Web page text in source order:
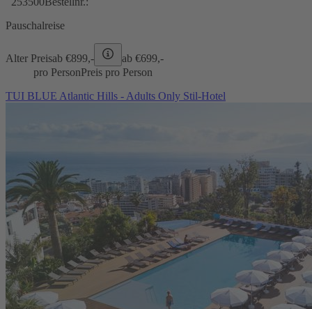
Pauschalreise
Alter Preisab €899,- ab €699,-
pro PersonPreis pro Person
TUI BLUE Atlantic Hills - Adults Only Stil-Hotel